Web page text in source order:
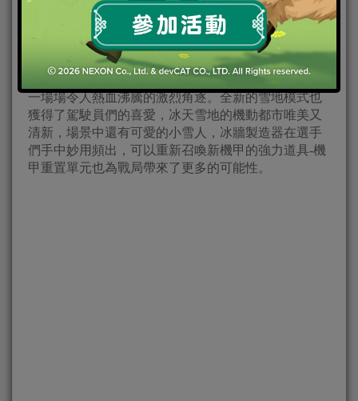
並在後續以其優秀的品質與精彩的競技體驗獲得
Google Play年度最具創造力獎，玩家間好評如潮。
日前開啟的S3冬季前線賽季反響熱烈，SMC賽場上出
現了諸多表現優異的駕駛員們，在冰天雪地中上演著
一場場令人熱血沸騰的激烈角逐。全新的雪地模式也
獲得了駕駛員們的喜愛，冰天雪地的機動都市唯美又
清新，場景中還有可愛的小雪人，冰牆製造器在選手
們手中妙用頻出，可以重新召喚新機甲的強力道具-機
甲重置單元也為戰局帶來了更多的可能性。